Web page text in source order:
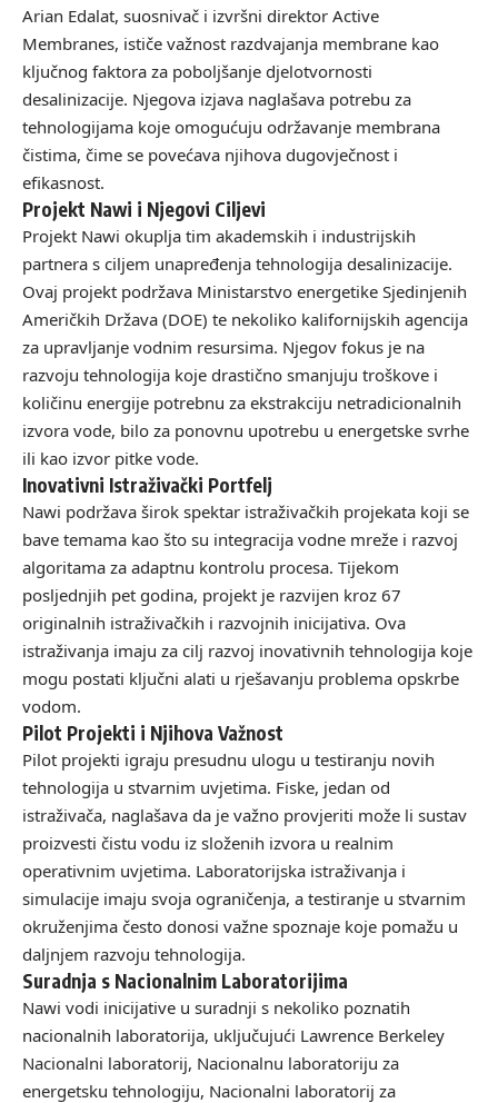
Arian Edalat, suosnivač i izvršni direktor Active
Membranes, ističe važnost razdvajanja membrane kao
ključnog faktora za poboljšanje djelotvornosti
desalinizacije. Njegova izjava naglašava potrebu za
tehnologijama koje omogućuju održavanje membrana
čistima, čime se povećava njihova dugovječnost i
efikasnost.
Projekt Nawi i Njegovi Ciljevi
Projekt Nawi okuplja tim akademskih i industrijskih
partnera s ciljem unapređenja tehnologija desalinizacije.
Ovaj projekt podržava Ministarstvo energetike Sjedinjenih
Američkih Država (DOE) te nekoliko kalifornijskih agencija
za upravljanje vodnim resursima. Njegov fokus je na
razvoju tehnologija koje drastično smanjuju troškove i
količinu energije potrebnu za ekstrakciju netradicionalnih
izvora vode, bilo za ponovnu upotrebu u energetske svrhe
ili kao izvor pitke vode.
Inovativni Istraživački Portfelj
Nawi podržava širok spektar istraživačkih projekata koji se
bave temama kao što su integracija vodne mreže i razvoj
algoritama za adaptnu kontrolu procesa. Tijekom
posljednjih pet godina, projekt je razvijen kroz 67
originalnih istraživačkih i razvojnih inicijativa. Ova
istraživanja imaju za cilj razvoj inovativnih tehnologija koje
mogu postati ključni alati u rješavanju problema opskrbe
vodom.
Pilot Projekti i Njihova Važnost
Pilot projekti igraju presudnu ulogu u testiranju novih
tehnologija u stvarnim uvjetima. Fiske, jedan od
istraživača, naglašava da je važno provjeriti može li sustav
proizvesti čistu vodu iz složenih izvora u realnim
operativnim uvjetima. Laboratorijska istraživanja i
simulacije imaju svoja ograničenja, a testiranje u stvarnim
okruženjima često donosi važne spoznaje koje pomažu u
daljnjem razvoju tehnologija.
Suradnja s Nacionalnim Laboratorijima
Nawi vodi inicijative u suradnji s nekoliko poznatih
nacionalnih laboratorija, uključujući Lawrence Berkeley
Nacionalni laboratorij, Nacionalnu laboratoriju za
energetsku tehnologiju, Nacionalni laboratorij za